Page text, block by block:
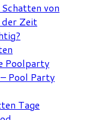
von
der Zeit
Poolparty
Pool Party
Tage